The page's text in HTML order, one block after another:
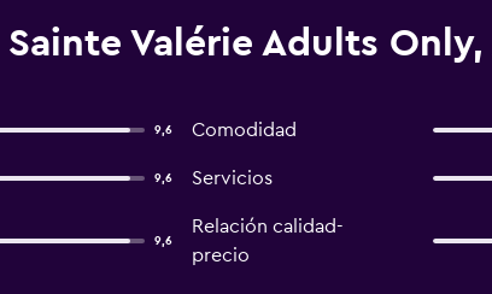
Valérie Adults
9,6 Comodidad
9,6 Servicios
9,6
Relación calidad-
precio